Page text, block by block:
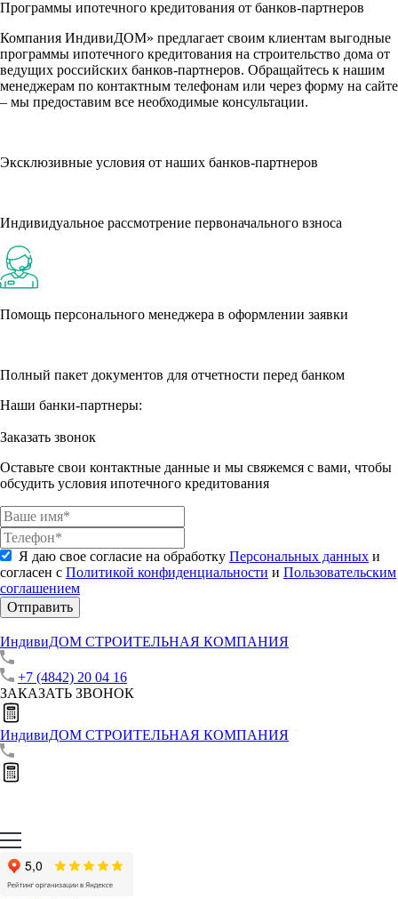
Программы ипотечного кредитования от банков-партнеров
Компания ИндивиДОМ» предлагает своим клиентам выгодные
программы ипотечного кредитования на строительство дома от
ведущих российских банков-партнеров. Обращайтесь к нашим
менеджерам по контактным телефонам или через форму на сайте
– мы предоставим все необходимые консультации.
Эксклюзивные условия от наших банков-партнеров
Индивидуальное рассмотрение первоначального взноса
Помощь персонального менеджера в оформлении заявки
Полный пакет документов для отчетности перед банком
Наши банки-партнеры:
Заказать звонок
Оставьте свои контактные данные и мы свяжемся с вами, чтобы
обсудить условия ипотечного кредитования
Я даю свое согласие на обработку Персональных данных и
согласен с Политикой конфиденциальности и Пользовательским
соглашением
Отправить
ИндивиДОМ СТРОИТЕЛЬНАЯ КОМПАНИЯ
+7 (4842) 20 04 16
ЗАКАЗАТЬ ЗВОНОК
ИндивиДОМ СТРОИТЕЛЬНАЯ КОМПАНИЯ